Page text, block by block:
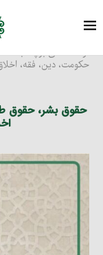
نوشته های برچسب
حکومت، دین، فقه،
حقوق بشر، حقوق